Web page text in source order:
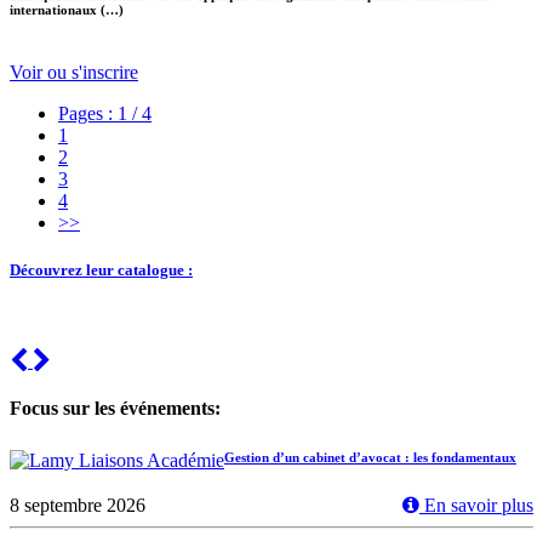
internationaux (…)
Voir ou s'inscrire
Pages : 1 / 4
1
2
3
4
>>
Découvrez leur catalogue :
Previous
Focus sur les événements:
Gestion d’un cabinet d’avocat : les fondamentaux
8 septembre 2026 En savoir plus